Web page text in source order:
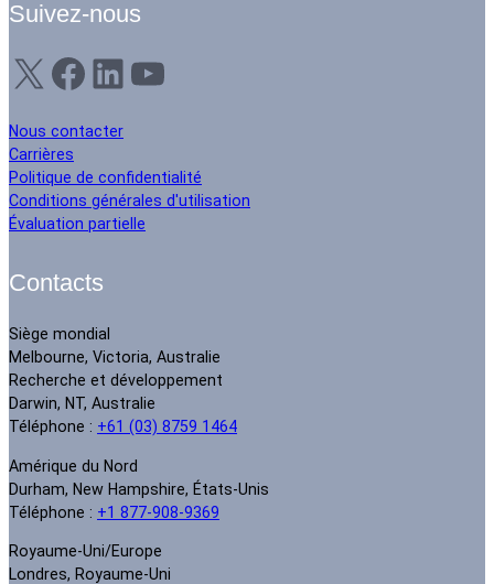
Suivez-nous
X Facebook LinkedIn YouTube
Nous contacter
Carrières
Politique de confidentialité
Conditions générales d'utilisation
Évaluation partielle
Contacts
Siège mondial
Melbourne, Victoria, Australie
Recherche et développement
Darwin, NT, Australie
Téléphone : +61 (03) 8759 1464
Amérique du Nord
Durham, New Hampshire, États-Unis
Téléphone : +1 877-908-9369
Royaume-Uni/Europe
Londres, Royaume-Uni